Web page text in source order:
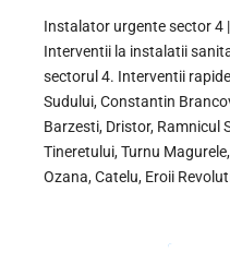
Instalator urgente sector 4
Interventii la instalatii
sectorul 4. Interventii
Sudului, Constantin
Barzesti, Dristor, Ramnicul
Tineretului, Turnu
Ozana, Catelu, Eroii